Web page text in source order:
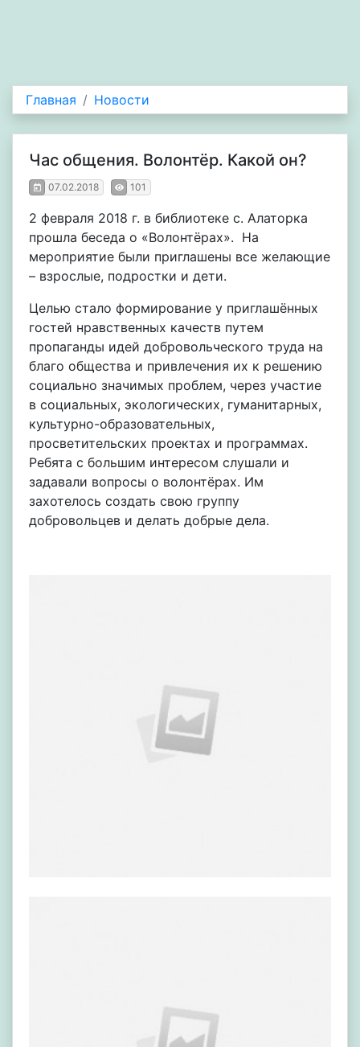
Главная Новости
Час общения. Волонтёр. Какой он?
07.02.2018 101
2 февраля 2018 г. в библиотеке с. Алаторка
прошла беседа о «Волонтёрах». На
мероприятие были приглашены все желающие
– взрослые, подростки и дети.
Целью стало формирование у приглашённых
гостей нравственных качеств путем
пропаганды идей добровольческого труда на
благо общества и привлечения их к решению
социально значимых проблем, через участие
в социальных, экологических, гуманитарных,
культурно-образовательных,
просветительских проектах и программах.
Ребята с большим интересом слушали и
задавали вопросы о волонтёрах. Им
захотелось создать свою группу
добровольцев и делать добрые дела.